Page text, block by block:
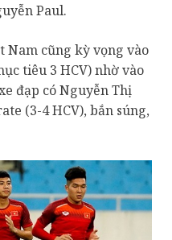
Paul.
Nam cũng kỳ vọng vào
tiêu 3 HCV) nhờ vào
đạp có Nguyễn Thị
(3-4 HCV), bắn súng,